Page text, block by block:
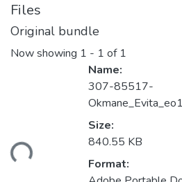
Files
Original bundle
Now showing 1 - 1 of 1
Name:
307-85517-
Size:
840.55 KB
Format: